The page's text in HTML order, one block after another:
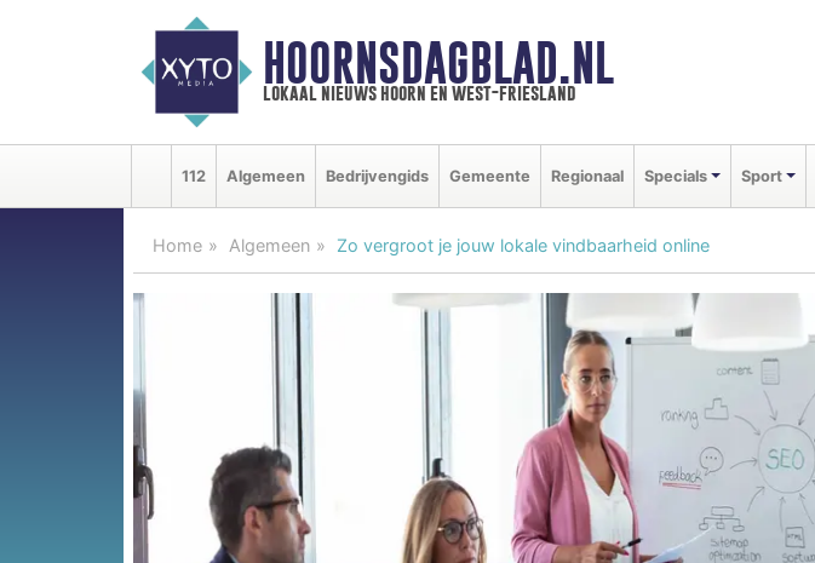
HOORNSDAGBLAD.NL
lokaal nieuws hoorn en west-friesland
112 Algemeen Bedrijvengids Gemeente Regionaal Specials Sport
Home Algemeen Zo vergroot je jouw lokale vindbaarheid online